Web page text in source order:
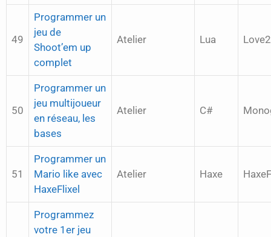
49
Programmer un
jeu de
Shoot’em up
complet
Atelier Lua
50
Programmer un
jeu multijoueur
en réseau, les
bases
Atelier C#
51
Programmer un
Mario like avec
HaxeFlixel
Atelier Haxe
Programmez
votre 1er jeu